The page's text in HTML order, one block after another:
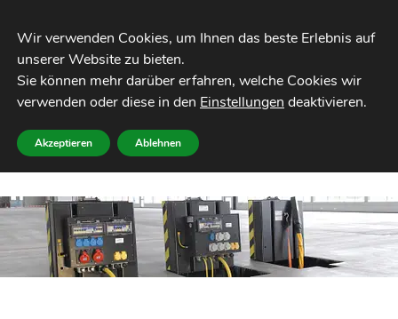
GIFAS Unterflurverteiler
Wir verwenden Cookies, um Ihnen das beste Erlebnis auf
Sie können mehr darüber erfahren, welche Cookies wir
verwenden oder diese in den Einstellungen deaktivieren.
Akzeptieren Ablehnen